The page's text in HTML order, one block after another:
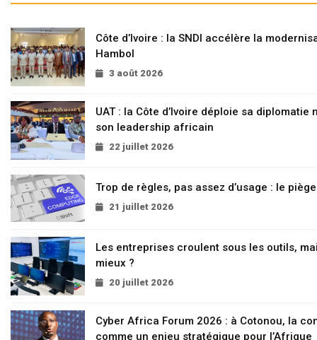
Côte d’Ivoire : la SNDI accélère la
Hambol
3 août 2026
UAT : la Côte d’Ivoire déploie sa
son leadership africain
22 juillet 2026
Trop de règles, pas assez d’usage : le
21 juillet 2026
Les entreprises croulent sous les outils,
mieux ?
20 juillet 2026
Cyber Africa Forum 2026 : à Cotonou, la
comme un enjeu stratégique pour l’Afrique